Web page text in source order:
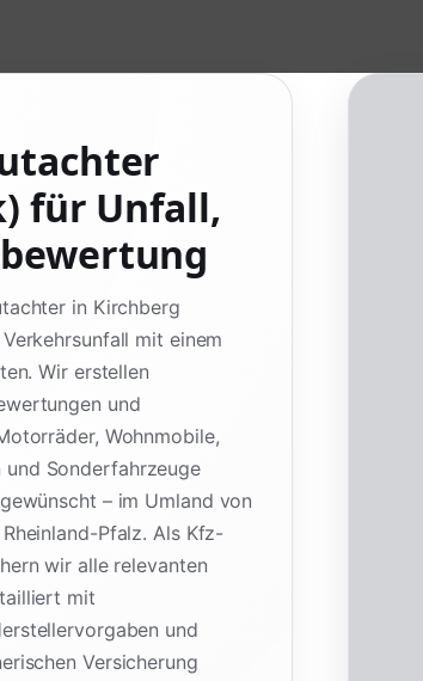
für Unfall,
in Kirchberg
mit einem
Wir erstellen
und
Wohnmobile,
und Sonderfahrzeuge
– im Umland von
Pfalz. Als Kfz-
wir alle relevanten
mit
und
Versicherung